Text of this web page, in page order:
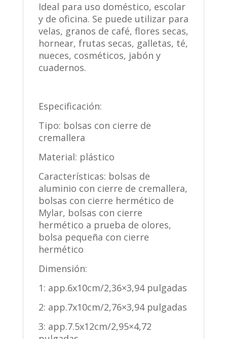
Ideal para uso doméstico, escolar
y de oficina. Se puede utilizar para
velas, granos de café, flores secas,
hornear, frutas secas, galletas, té,
nueces, cosméticos, jabón y
cuadernos.
Especificación:
Tipo: bolsas con cierre de
cremallera
Material: plástico
Características: bolsas de
aluminio con cierre de cremallera,
bolsas con cierre hermético de
Mylar, bolsas con cierre
hermético a prueba de olores,
bolsa pequeña con cierre
hermético
Dimensión:
1: app.6x10cm/2,36×3,94 pulgadas
2: app.7x10cm/2,76×3,94 pulgadas
3: app.7.5x12cm/2,95×4,72